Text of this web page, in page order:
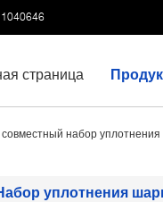
страница
набор уплотнения
уплотнения